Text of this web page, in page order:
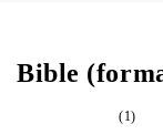
Bible
(1)